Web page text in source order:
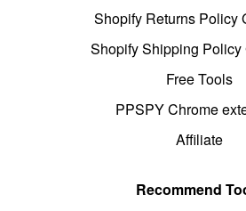
Shopify Returns Policy
Shopify Shipping Policy
Free Tools
PPSPY Chrome
Affiliate
Recommend